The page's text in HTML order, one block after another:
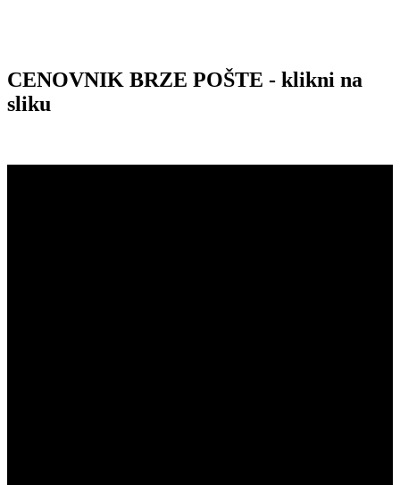
CENOVNIK BRZE POŠTE - klikni na
sliku